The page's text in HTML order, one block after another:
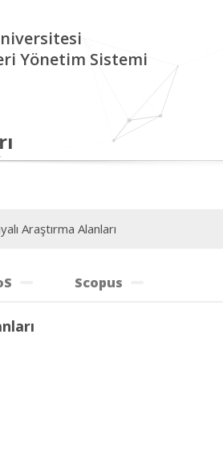
Yönetim Sistemi
Araştırma Alanları
Scopus